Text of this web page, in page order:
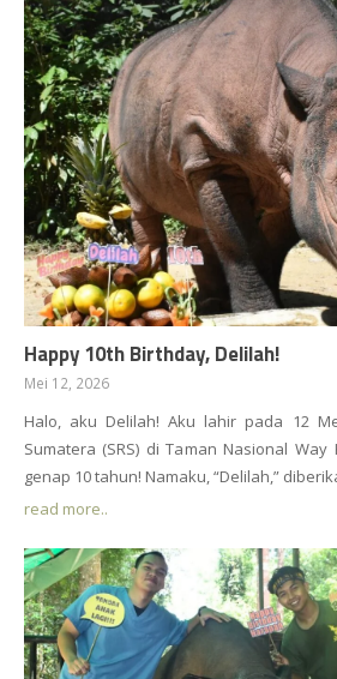
Happy 10th Birthday, Delilah!
Mei 12, 2026
Halo, aku Delilah! Aku lahir pada 12
Sumatera (SRS) di Taman Nasional
genap 10 tahun! Namaku, “Delilah,”
read more..